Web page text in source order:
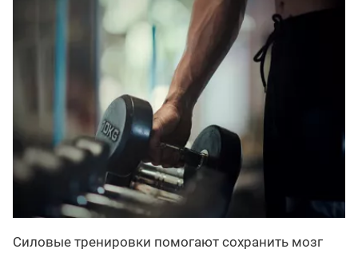
Силовые тренировки помогают сохранить мозг